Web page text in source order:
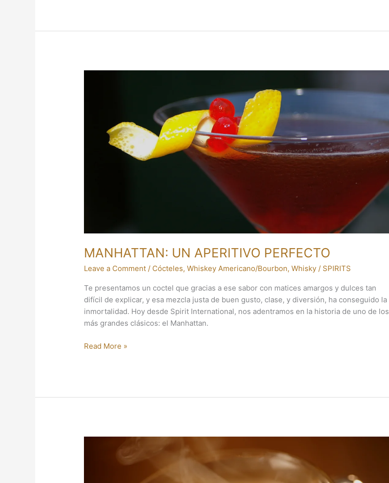
MANHATTAN: UN APERITIVO PERFECTO
Leave a Comment / Cócteles,Whiskey Americano/Bourbon,Whisky / SPIRITS
Te presentamos un coctel que gracias a ese sabor con matices amargos y dulces tan
difícil de explicar, y esa mezcla justa de buen gusto, clase, y diversión, ha conseguido la
inmortalidad. Hoy desde Spirit International, nos adentramos en la historia de uno de los
más grandes clásicos: el Manhattan.
Read More »